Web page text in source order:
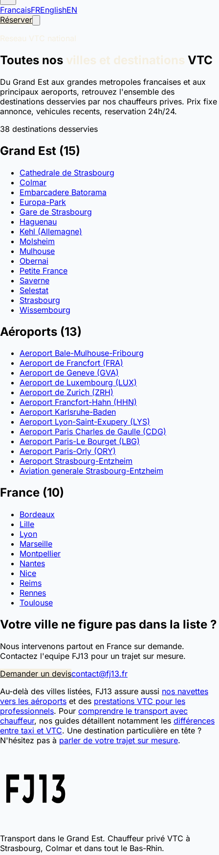
FrancaisFREnglishEN
Réserver
Reseau VTC national
Toutes nos villes et destinations VTC
Du Grand Est aux grandes metropoles francaises et aux
principaux aeroports, retrouvez l'ensemble des
destinations desservies par nos chauffeurs prives. Prix fixe
annonce, vehicules recents, reservation 24h/24.
38 destinations desservies
Grand Est (15)
Cathedrale de Strasbourg
Colmar
Embarcadere Batorama
Europa-Park
Gare de Strasbourg
Haguenau
Kehl (Allemagne)
Molsheim
Mulhouse
Obernai
Petite France
Saverne
Selestat
Strasbourg
Wissembourg
Aéroports (13)
Aeroport Bale-Mulhouse-Fribourg
Aeroport de Francfort (FRA)
Aeroport de Geneve (GVA)
Aeroport de Luxembourg (LUX)
Aeroport de Zurich (ZRH)
Aeroport Francfort-Hahn (HHN)
Aeroport Karlsruhe-Baden
Aeroport Lyon-Saint-Exupery (LYS)
Aeroport Paris Charles de Gaulle (CDG)
Aeroport Paris-Le Bourget (LBG)
Aeroport Paris-Orly (ORY)
Aeroport Strasbourg-Entzheim
Aviation generale Strasbourg-Entzheim
France (10)
Bordeaux
Lille
Lyon
Marseille
Montpellier
Nantes
Nice
Reims
Rennes
Toulouse
Votre ville ne figure pas dans la liste ?
Nous intervenons partout en France sur demande.
Contactez l'equipe FJ13 pour un trajet sur mesure.
Demander un deviscontact@fj13.fr
Au-delà des villes listées, FJ13 assure aussi nos navettes
vers les aéroports et des prestations VTC pour les
professionnels. Pour comprendre le transport avec
chauffeur, nos guides détaillent notamment les différences
entre taxi et VTC. Une destination particulière en tête ?
N'hésitez pas à parler de votre trajet sur mesure.
Transport dans le Grand Est. Chauffeur privé VTC à
Strasbourg, Colmar et dans tout le Bas-Rhin.